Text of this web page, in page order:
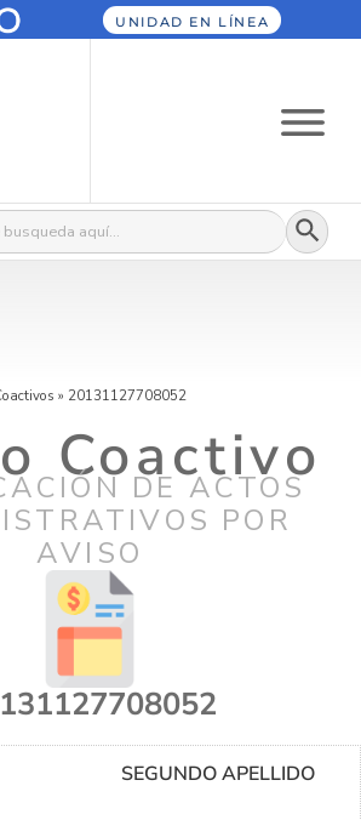
UNIDAD EN LÍNEA
Botón
» 20131127708052
Coactivo
DE ACTOS
POR
AVISO
SEGUNDO APELLIDO